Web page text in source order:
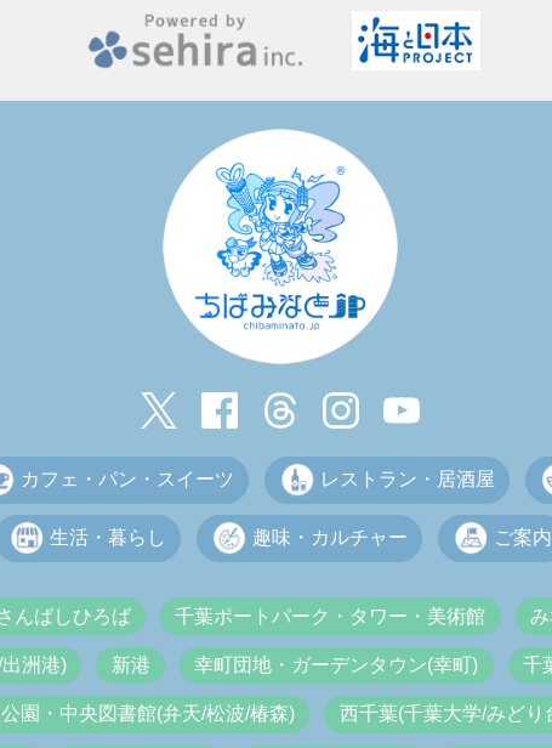
カフェ・パン・スイーツ レストラン・居酒屋
生活・暮らし 趣味・カルチャー ご案内
んばしひろば 千葉ポートパーク・タワー・美術館
洲港) 新港 幸町団地・ガーデンタウン(幸町) 千
園・中央図書館(弁天/松波/椿森) 西千葉(千葉大学/みどり